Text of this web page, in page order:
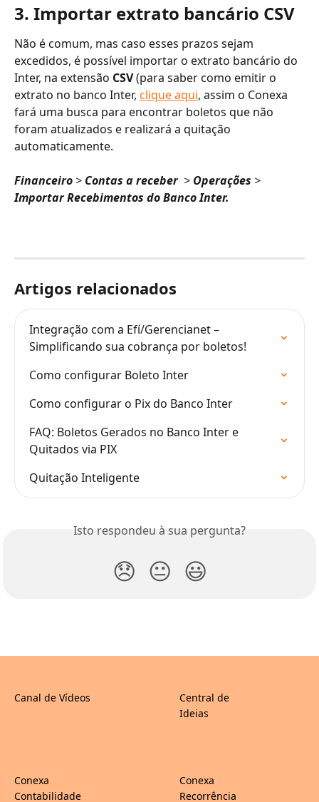
3. Importar extrato bancário CSV
Não é comum, mas caso esses prazos sejam
excedidos, é possível importar o extrato bancário do
Inter, na extensão CSV (para saber como emitir o
extrato no banco Inter, clique aqui, assim o Conexa
fará uma busca para encontrar boletos que não
foram atualizados e realizará a quitação
automaticamente.
Financeiro > Contas a receber > Operações >
Importar Recebimentos do Banco Inter.
Artigos relacionados
Integração com a Efí/Gerencianet –
Simplificando sua cobrança por boletos!
Como configurar Boleto Inter
Como configurar o Pix do Banco Inter
FAQ: Boletos Gerados no Banco Inter e
Quitados via PIX
Quitação Inteligente
Isto respondeu à sua pergunta?
😞 😐 😃
Canal de Vídeos
Central de
Ideias
Conexa
Contabilidade
Conexa
Recorrência